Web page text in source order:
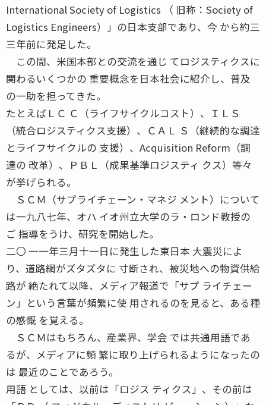
International Society of Logistics （ 旧称：Society of
Logistics Engineers）」の日本支部であり、今 から約三
三年前に発足した。
この間、米国本部との交流を通じ てロジスティクスに
関わるいくつかの 重要概念を日本社会に紹介し、普及
の一助を担ってきた。
たとえばＬＣ Ｃ（ライフサイクルコスト）、ＩＬＳ
（統合ロジスティクス支援）、ＣＡＬ Ｓ（継続的な調達
とライフサイクルの 支援）、Acquisition Reform（調
達の 改革）、ＰＢＬ（成果基準ロジスティ クス）等々
が挙げられる。
ＳＣＭ（サプライチェーン・マネジ メント）について
は一九八七年、オハ イオ州立大学のラ・ロンド教授の
ご 指導をうけ、研究を開始した。
二〇 一一年三月十一日に発生した東日本 大震災によ
り、道路網がズタズタに 寸断され、被災地への物資供給
路が 絶たれて以降、メディア報道で「サプ ライチェー
ン」という言葉が頻繁に使 用されるのを見ると、ある種
の感慨 を覚える。
ＳＣＭはもちろん、産業界、学会 では共通用語であ
るが、メディアに頻 繁に取り上げられるようになったの
は 最近のことであろう。
用語 としては、以前は「ロジス ティクス」、その前は